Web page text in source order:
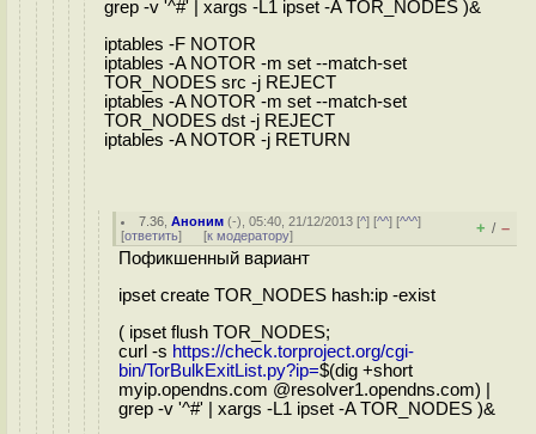
grep -v '^#' | xargs -L1 ipset -A TOR_NODES )&
iptables -F NOTOR
iptables -A NOTOR -m set --match-set
TOR_NODES src -j REJECT
iptables -A NOTOR -m set --match-set
TOR_NODES dst -j REJECT
iptables -A NOTOR -j RETURN
7.36 ,Аноним (-), 05:40, 21/12/2013 [^] [^^] [^^^]
[ответить] [к модератору] + / –
Пофикшенный вариант
ipset create TOR_NODES hash:ip -exist
( ipset flush TOR_NODES;
curl -s https://check.torproject.org/cgi-
bin/TorBulkExitList.py?ip=$(dig +short
myip.opendns.com @resolver1.opendns.com) |
grep -v '^#' | xargs -L1 ipset -A TOR_NODES )&